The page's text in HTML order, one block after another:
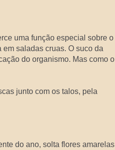
uma função especial sobre o
saladas cruas. O suco da
do organismo. Mas como o
junto com os talos, pela
do ano, solta flores amarelas